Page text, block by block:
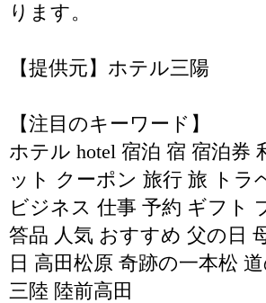
ります。
【提供元】ホテル三陽
【注目のキーワード】
ホテル hotel 宿泊 宿 宿泊券
ット クーポン 旅行 旅 トラ
ビジネス 仕事 予約 ギフト
答品 人気 おすすめ 父の日
日 高田松原 奇跡の一本松
三陸 陸前高田